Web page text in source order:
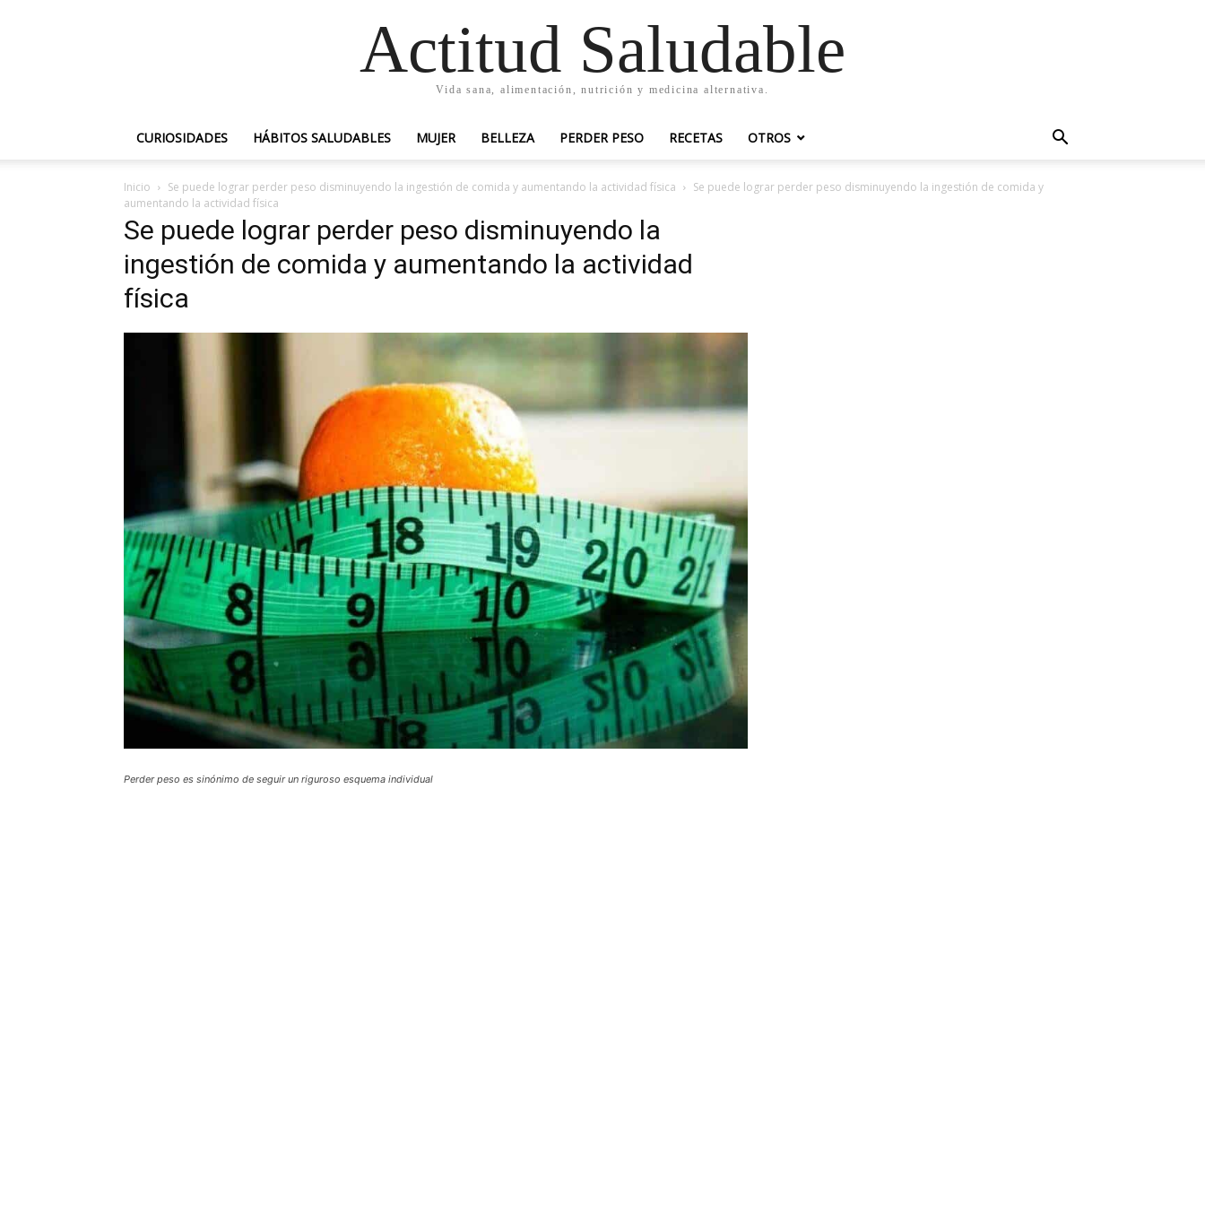
Actitud Saludable
Vida sana, alimentación, nutrición y medicina alternativa.
CURIOSIDADES HÁBITOS SALUDABLES MUJER BELLEZA PERDER PESO RECETAS OTROS
Inicio Se puede lograr perder peso disminuyendo la ingestión de comida y aumentando la actividad física
Se puede lograr perder peso disminuyendo la ingestión de comida y
aumentando la actividad física
Se puede lograr perder peso disminuyendo la
ingestión de comida y aumentando la actividad
física
Perder peso es sinónimo de seguir un riguroso esquema individual